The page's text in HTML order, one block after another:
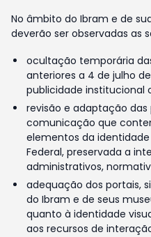
No âmbito do Ibram e de
deverão ser observadas as
ocultação temporária
anteriores a 4 de julho
publicidade institucional
revisão e adaptação das
comunicação que
elementos da
Federal, preservada a
administrativos,
adequação dos portais,
do Ibram e de seus
quanto à identidade
aos recursos de